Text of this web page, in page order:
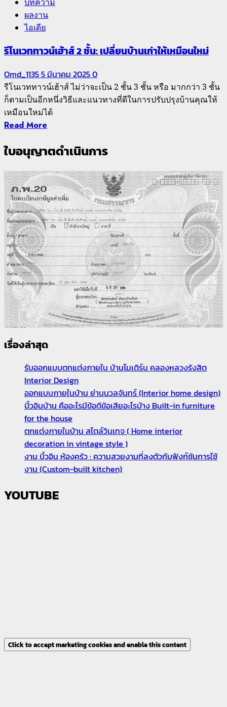
บทความ
ผลงาน
ไอเดีย
รีโนเวททาวน์เฮ้าส์ 2 ชั้น: เปลี่ยนบ้านเก่าให้เหมือนใหม่
Omd_11355 มีนาคม 20250
รีโนเวททาวน์เฮ้าส์ ไม่ว่าจะเป็น 2 ชั้น 3 ชั้น หรือ มากกว่า 3 ชั้น
ก็ตามเป็นอีกหนึ่งวิธีและแนวทางที่ดีในการปรับปรุงบ้านคุณให้
เหมือนใหม่ได้
Read More
ใบอนุญาตดำเนินการ
เรื่องล่าสุด
รับออกแบบตกแต่งภายใน บ้านโมเดิร์น คลองหลวงรังสิต
Interior Design
ออกแบบภายในบ้าน ย่านนวลจันทร์ (Interior home design)
บิ้วอินบ้าน คืออะไรมีข้อดีข้อเสียอะไรบ้าง Built-in furniture
for the house
ตกแต่งภายในบ้าน สไตล์วินเทจ ( Home interior
decoration in vintage style )
งาน บิ้วอิน ห้องครัว : ความสวยงามที่ลงตัวกับฟังก์ชันการใช้
งาน (Custom-built kitchen)
YOUTUBE
Click to accept marketing cookies and enable this content